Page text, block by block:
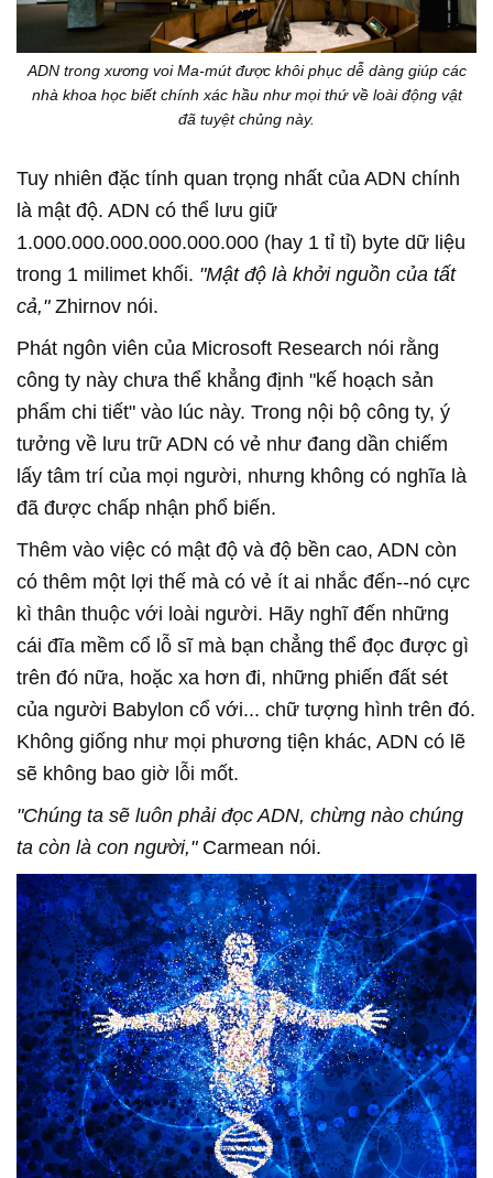
ADN trong xương voi Ma-mút được khôi phục dễ dàng giúp các
nhà khoa học biết chính xác hầu như mọi thứ về loài động vật
đã tuyệt chủng này.
Tuy nhiên đặc tính quan trọng nhất của ADN chính
là mật độ. ADN có thể lưu giữ
1.000.000.000.000.000.000 (hay 1 tỉ tỉ) byte dữ liệu
trong 1 milimet khối. "Mật độ là khởi nguồn của tất
cả," Zhirnov nói.
Phát ngôn viên của Microsoft Research nói rằng
công ty này chưa thể khẳng định "kế hoạch sản
phẩm chi tiết" vào lúc này. Trong nội bộ công ty, ý
tưởng về lưu trữ ADN có vẻ như đang dần chiếm
lấy tâm trí của mọi người, nhưng không có nghĩa là
đã được chấp nhận phổ biến.
Thêm vào việc có mật độ và độ bền cao, ADN còn
có thêm một lợi thế mà có vẻ ít ai nhắc đến--nó cực
kì thân thuộc với loài người. Hãy nghĩ đến những
cái đĩa mềm cổ lỗ sĩ mà bạn chẳng thể đọc được gì
trên đó nữa, hoặc xa hơn đi, những phiến đất sét
của người Babylon cổ với... chữ tượng hình trên đó.
Không giống như mọi phương tiện khác, ADN có lẽ
sẽ không bao giờ lỗi mốt.
"Chúng ta sẽ luôn phải đọc ADN, chừng nào chúng
ta còn là con người," Carmean nói.